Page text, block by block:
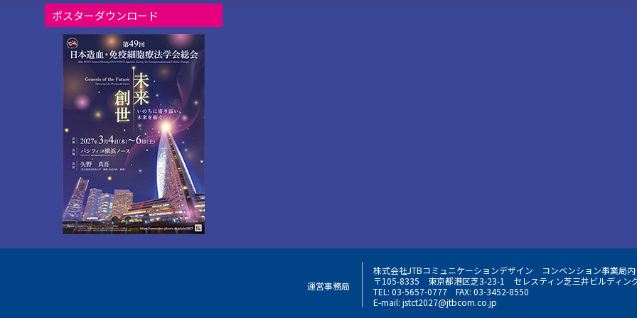
ポスターダウンロード
運営事務局
株式会社JTBコミュニケーションデザイン
コンベンション事業局内
〒105-8335
東京都港区芝3-23-1
セレスティン芝三井ビルディン
TEL: 03-5657-0777
FAX: 03-3452-8550
E-mail:jstct2027@jtbcom.co.jp